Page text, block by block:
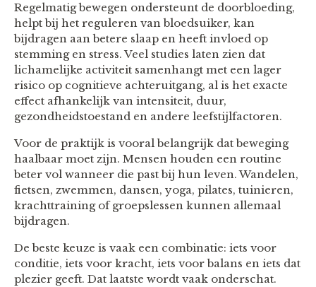
Regelmatig bewegen ondersteunt de doorbloeding,
helpt bij het reguleren van bloedsuiker, kan
bijdragen aan betere slaap en heeft invloed op
stemming en stress. Veel studies laten zien dat
lichamelijke activiteit samenhangt met een lager
risico op cognitieve achteruitgang, al is het exacte
effect afhankelijk van intensiteit, duur,
gezondheidstoestand en andere leefstijlfactoren.
Voor de praktijk is vooral belangrijk dat beweging
haalbaar moet zijn. Mensen houden een routine
beter vol wanneer die past bij hun leven. Wandelen,
fietsen, zwemmen, dansen, yoga, pilates, tuinieren,
krachttraining of groepslessen kunnen allemaal
bijdragen.
De beste keuze is vaak een combinatie: iets voor
conditie, iets voor kracht, iets voor balans en iets dat
plezier geeft. Dat laatste wordt vaak onderschat.